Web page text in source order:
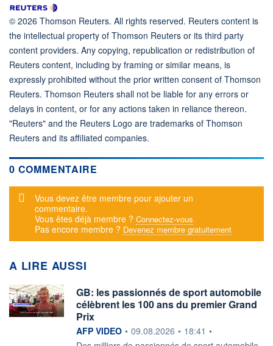
© 2026 Thomson Reuters. All rights reserved. Reuters content is
the intellectual property of Thomson Reuters or its third party
content providers. Any copying, republication or redistribution of
Reuters content, including by framing or similar means, is
expressly prohibited without the prior written consent of Thomson
Reuters. Thomson Reuters shall not be liable for any errors or
delays in content, or for any actions taken in reliance thereon.
"Reuters" and the Reuters Logo are trademarks of Thomson
Reuters and its affiliated companies.
0 COMMENTAIRE
Message d'alerte
Vous devez être membre pour ajouter un
commentaire.
Vous êtes déjà membre ? Connectez-vous
Pas encore membre ? Devenez membre gratuitement
A LIRE AUSSI
GB: les passionnés de sport automobile
célèbrent les 100 ans du premier Grand
Prix
information fournie par
AFP VIDEO • 09.08.2026 • 18:41 •